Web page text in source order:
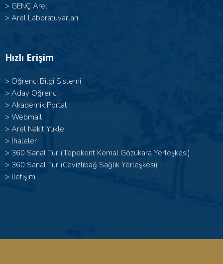
> GENÇ Arel
> Arel Laboratuvarları
Hızlı Erişim
> Öğrenci Bilgi Sistemi
> Aday Öğrenci
> Akademik Portal
> Webmail
> Arel Nakit Yükle
> İhaleler
> 360 Sanal Tur (Tepekent Kemal Gözükara Yerleşkesi)
> 360 Sanal Tur (Cevizlibağ Sağlık Yerleşkesi)
> İletişim